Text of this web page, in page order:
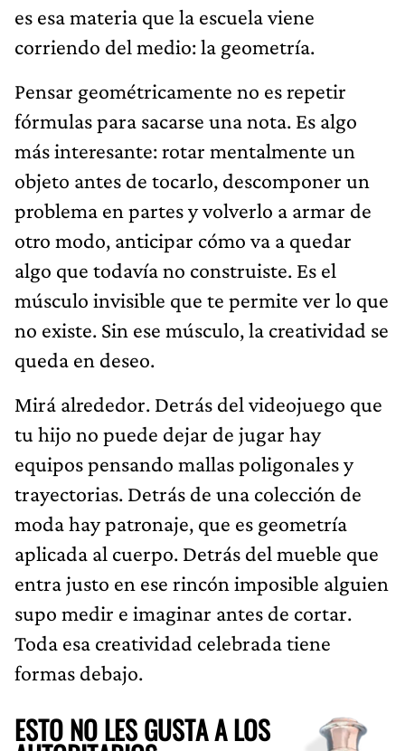
es esa materia que la escuela viene
corriendo del medio: la geometría.
Pensar geométricamente no es repetir
fórmulas para sacarse una nota. Es algo
más interesante: rotar mentalmente un
objeto antes de tocarlo, descomponer un
problema en partes y volverlo a armar de
otro modo, anticipar cómo va a quedar
algo que todavía no construiste. Es el
músculo invisible que te permite ver lo que
no existe. Sin ese músculo, la creatividad se
queda en deseo.
Mirá alrededor. Detrás del videojuego que
tu hijo no puede dejar de jugar hay
equipos pensando mallas poligonales y
trayectorias. Detrás de una colección de
moda hay patronaje, que es geometría
aplicada al cuerpo. Detrás del mueble que
entra justo en ese rincón imposible alguien
supo medir e imaginar antes de cortar.
Toda esa creatividad celebrada tiene
formas debajo.
ESTO NO LES GUSTA A LOS